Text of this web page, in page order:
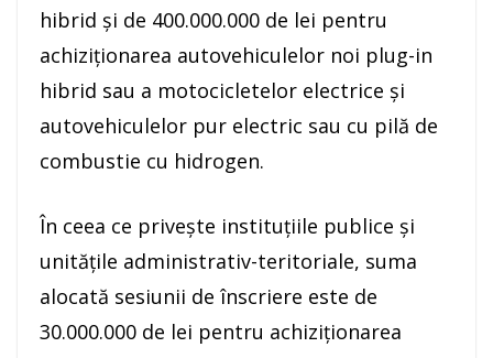
hibrid şi de 400.000.000 de lei pentru
achiziţionarea autovehiculelor noi plug-in
hibrid sau a motocicletelor electrice şi
autovehiculelor pur electric sau cu pilă de
combustie cu hidrogen.
În ceea ce priveşte instituţiile publice şi
unităţile administrativ-teritoriale, suma
alocată sesiunii de înscriere este de
30.000.000 de lei pentru achiziţionarea